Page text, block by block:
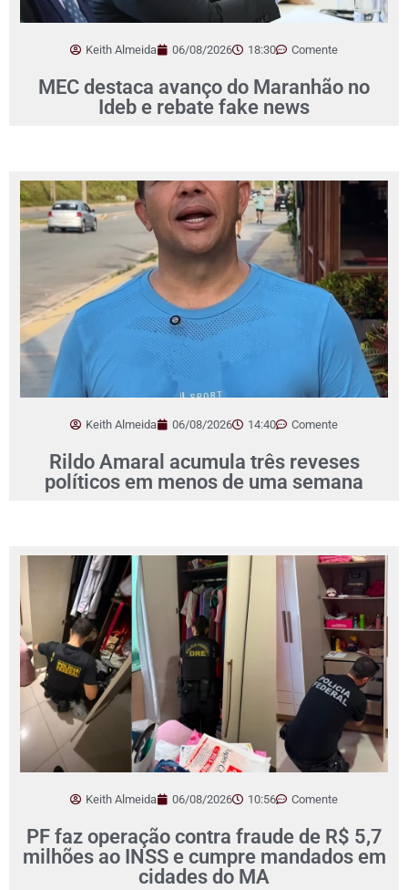
Keith Almeida 06/08/2026 18:30 Comente
MEC destaca avanço do Maranhão no
Ideb e rebate fake news
Keith Almeida 06/08/2026 14:40 Comente
Rildo Amaral acumula três reveses
políticos em menos de uma semana
Keith Almeida 06/08/2026 10:56 Comente
PF faz operação contra fraude de R$ 5,7
milhões ao INSS e cumpre mandados em
cidades do MA